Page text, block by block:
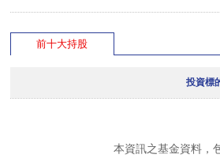
前十大持股
投資標
本資訊之基金資料，